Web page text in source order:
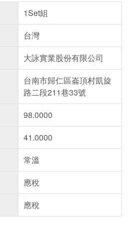
1Set組
台灣
大詠實業股份有限公司
台南市歸仁區崙頂村凱旋
路二段211巷33號
98.0000
41.0000
常溫
應稅
應稅